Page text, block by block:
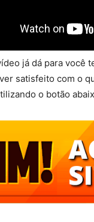
já dá para você
satisfeito com o
o botão